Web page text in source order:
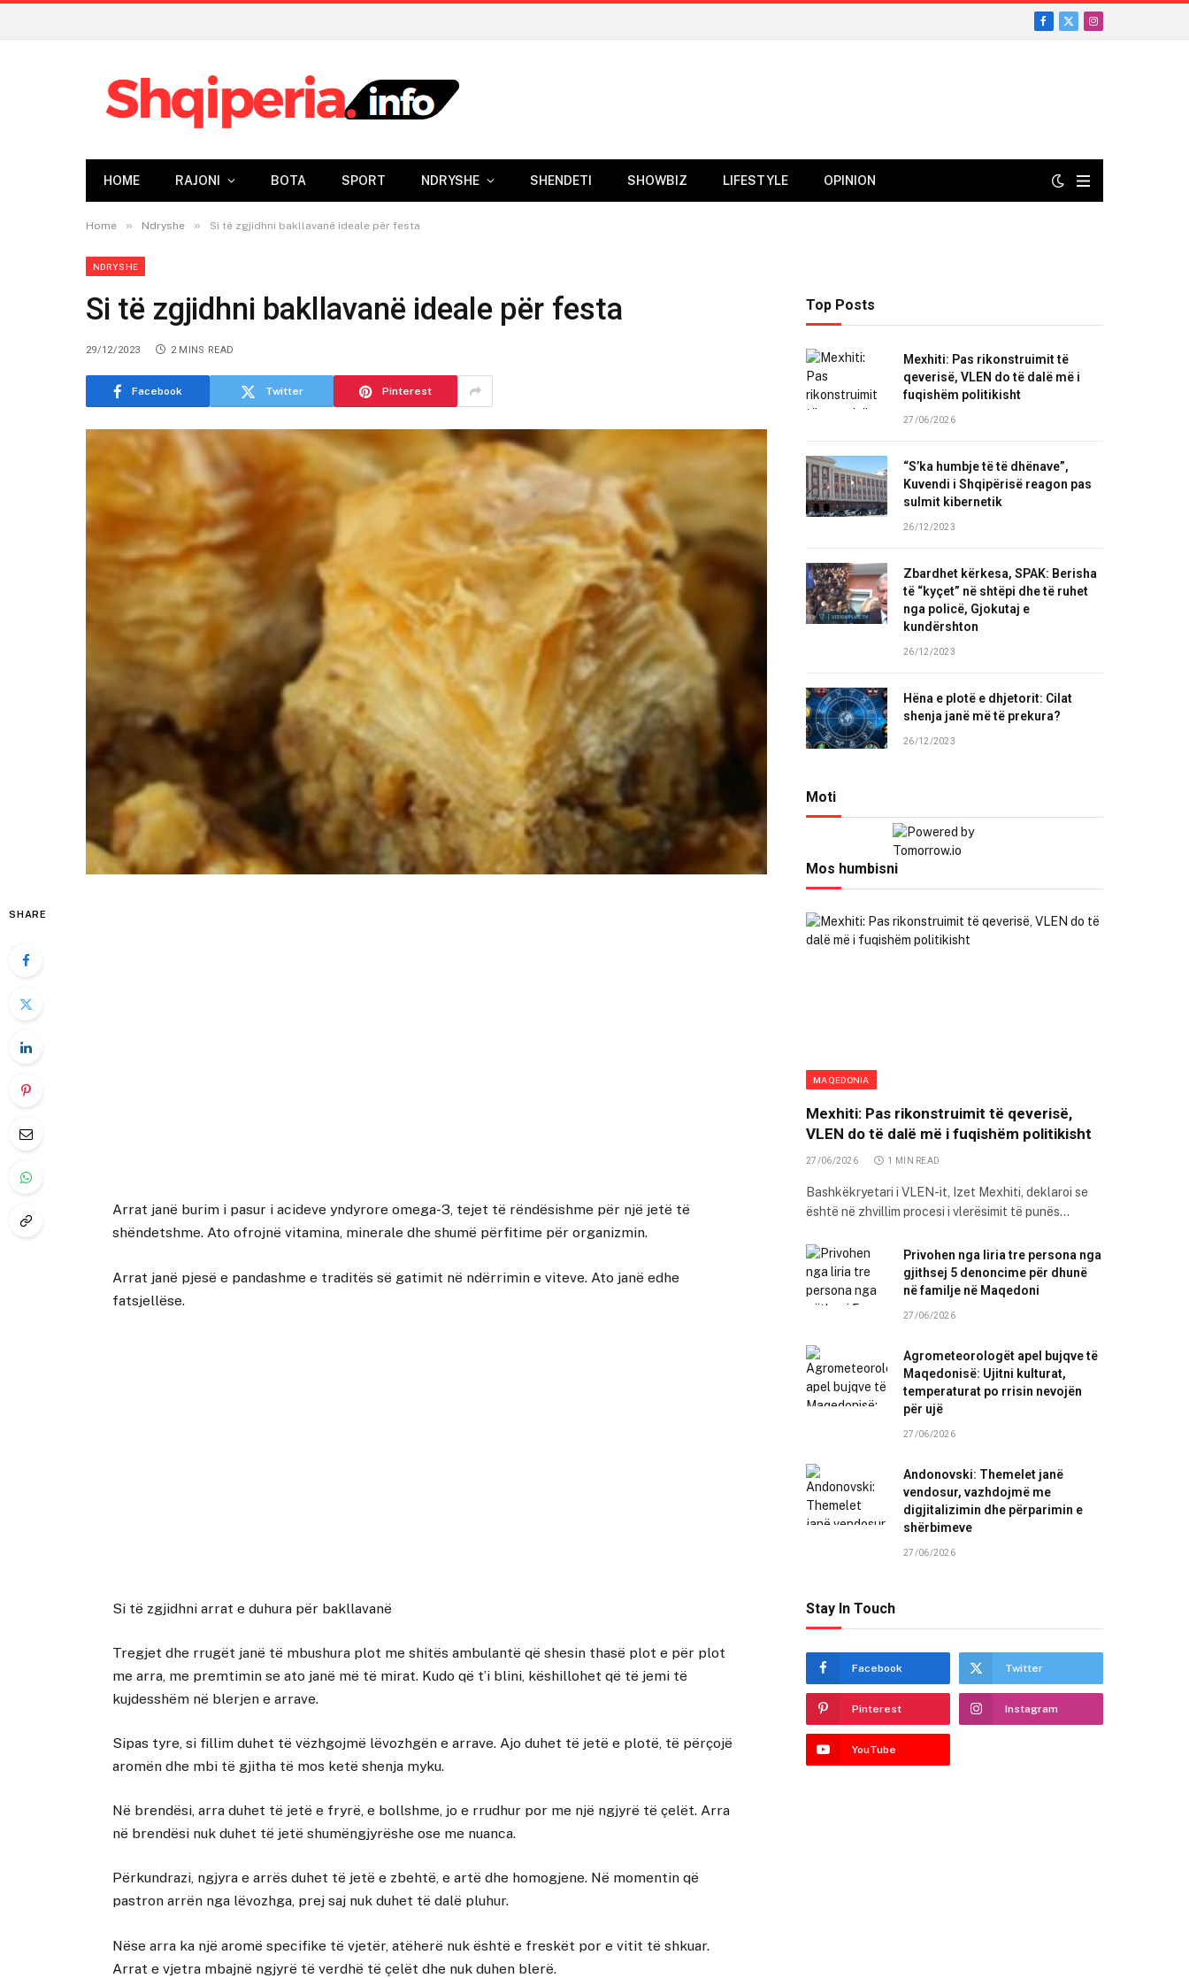
Facebook
X
Instagram
HOME RAJONI BOTA SPORT NDRYSHE SHENDETI SHOWBIZ LIFESTYLE OPINION
Home » Ndryshe » Si të zgjidhni bakllavanë ideale për festa
NDRYSHE
Si të zgjidhni bakllavanë ideale për festa
29/12/2023 2 MINS READ
Facebook Twitter Pinterest
SHARE
Arrat janë burim i pasur i acideve yndyrore omega-3, tejet të rëndësishme për një jetë të
shëndetshme. Ato ofrojnë vitamina, minerale dhe shumë përfitime për organizmin.
Arrat janë pjesë e pandashme e traditës së gatimit në ndërrimin e viteve. Ato janë edhe
fatsjellëse.
Si të zgjidhni arrat e duhura për bakllavanë
Tregjet dhe rrugët janë të mbushura plot me shitës ambulantë që shesin thasë plot e për plot
me arra, me premtimin se ato janë më të mirat. Kudo që t’i blini, këshillohet që të jemi të
kujdesshëm në blerjen e arrave.
Sipas tyre, si fillim duhet të vëzhgojmë lëvozhgën e arrave. Ajo duhet të jetë e plotë, të përçojë
aromën dhe mbi të gjitha të mos ketë shenja myku.
Në brendësi, arra duhet të jetë e fryrë, e bollshme, jo e rrudhur por me një ngjyrë të çelët. Arra
në brendësi nuk duhet të jetë shumëngjyrëshe ose me nuanca.
Përkundrazi, ngjyra e arrës duhet të jetë e zbehtë, e artë dhe homogjene. Në momentin që
pastron arrën nga lëvozhga, prej saj nuk duhet të dalë pluhur.
Nëse arra ka një aromë specifike të vjetër, atëherë nuk është e freskët por e vitit të shkuar.
Arrat e vjetra mbajnë ngjyrë të verdhë të çelët dhe nuk duhen blerë.
Top Posts
Mexhiti: Pas rikonstruimit të
qeverisë, VLEN do të dalë më i
fuqishëm politikisht
27/06/2026
“S’ka humbje të të dhënave”,
Kuvendi i Shqipërisë reagon pas
sulmit kibernetik
26/12/2023
Zbardhet kërkesa, SPAK: Berisha
të “kyçet” në shtëpi dhe të ruhet
nga policë, Gjokutaj e
kundërshton
26/12/2023
Hëna e plotë e dhjetorit: Cilat
shenja janë më të prekura?
26/12/2023
Moti
Mos humbisni
MAQEDONIA
Mexhiti: Pas rikonstruimit të qeverisë,
VLEN do të dalë më i fuqishëm politikisht
27/06/2026 1 MIN READ
Bashkëkryetari i VLEN-it, Izet Mexhiti, deklaroi se
është në zhvillim procesi i vlerësimit të punës…
Privohen nga liria tre persona nga
gjithsej 5 denoncime për dhunë
në familje në Maqedoni
27/06/2026
Agrometeorologët apel bujqve të
Maqedonisë: Ujitni kulturat,
temperaturat po rrisin nevojën
për ujë
27/06/2026
Andonovski: Themelet janë
vendosur, vazhdojmë me
digjitalizimin dhe përparimin e
shërbimeve
27/06/2026
Stay In Touch
Facebook Twitter
Pinterest Instagram
YouTube